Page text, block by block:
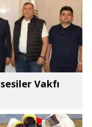
Vakfı